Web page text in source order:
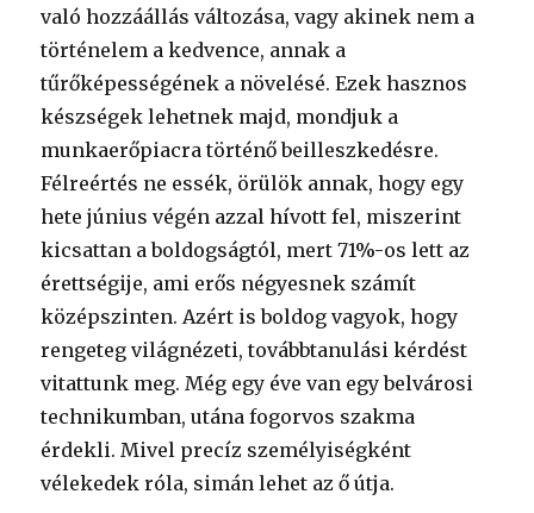
való hozzáállás változása, vagy akinek nem a
történelem a kedvence, annak a
tűrőképességének a növelésé. Ezek hasznos
készségek lehetnek majd, mondjuk a
munkaerőpiacra történő beilleszkedésre.
Félreértés ne essék, örülök annak, hogy egy
hete június végén azzal hívott fel, miszerint
kicsattan a boldogságtól, mert 71%-os lett az
érettségije, ami erős négyesnek számít
középszinten. Azért is boldog vagyok, hogy
rengeteg világnézeti, továbbtanulási kérdést
vitattunk meg. Még egy éve van egy belvárosi
technikumban, utána fogorvos szakma
érdekli. Mivel precíz személyiségként
vélekedek róla, simán lehet az ő útja.